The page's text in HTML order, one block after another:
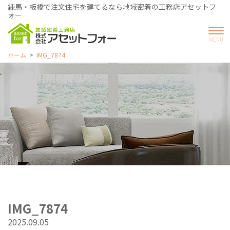
練馬・板橋で注文住宅を建てるなら地域密着の工務店アセットフ
ォー
ホーム IMG_7874
IMG_7874
2025.09.05